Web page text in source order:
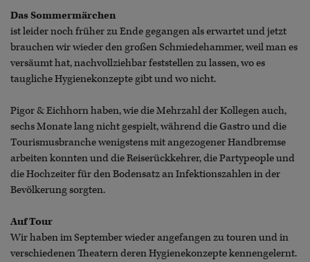
Das Sommermärchen
ist leider noch früher zu Ende gegangen als erwartet und jetzt
brauchen wir wieder den großen Schmiedehammer, weil man es
versäumt hat, nachvollziehbar feststellen zu lassen, wo es
taugliche Hygienekonzepte gibt und wo nicht.
Pigor & Eichhorn haben, wie die Mehrzahl der Kollegen auch,
sechs Monate lang nicht gespielt, während die Gastro und die
Tourismusbranche wenigstens mit angezogener Handbremse
arbeiten konnten und die Reiserückkehrer, die Partypeople und
die Hochzeiter für den Bodensatz an Infektionszahlen in der
Bevölkerung sorgten.
Auf Tour
Wir haben im September wieder angefangen zu touren und in
verschiedenen Theatern deren Hygienekonzepte kennengelernt.